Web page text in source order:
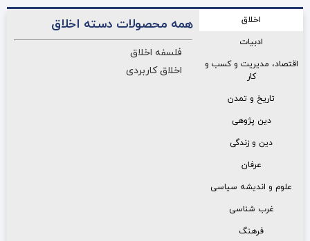
اخلاق
ادبیات
اقتصاد، مدیریت و کسب و
کار
تاریخ و تمدن
دین پژوهی
دین و زندگی
عرفان
علوم و اندیشه سیاسی
غرب شناسی
فرهنگ
همه محصولات دسته اخلاق
فلسفه اخلاق
اخلاق کاربردی